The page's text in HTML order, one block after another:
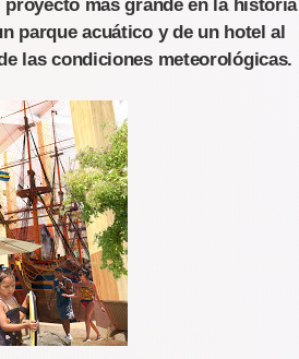
más grande en la historia
parque acuático y de un hotel al
las condiciones meteorológicas.